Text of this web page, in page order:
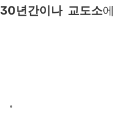
30년간이나 교도소에